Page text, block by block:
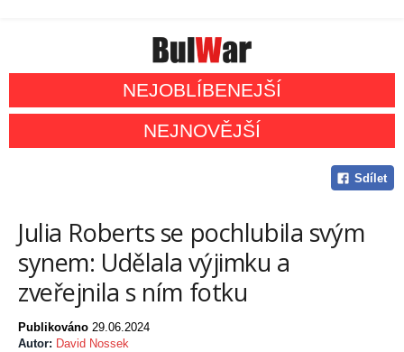
NEJOBLÍBENEJŠÍ
NEJNOVĚJŠÍ
Sdílet
Julia Roberts se pochlubila svým
synem: Udělala výjimku a
zveřejnila s ním fotku
Publikováno 29.06.2024
Autor: David Nossek